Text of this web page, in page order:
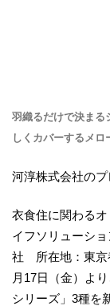
羽織るだけで決まる
しくカバーするメ
河淳株式会社の
衣食住に関わる
イフソリューシ
社 所在地：東京
月17日（金）よ
シリーズ」3種を